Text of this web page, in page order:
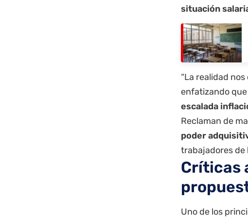
situación
“La realidad
enfatizando que
escalada
Reclaman de
poder
trabajadores de
Críticas
Uno de los